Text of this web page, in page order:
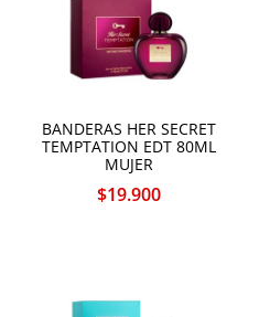
BANDERAS HER SECRET
TEMPTATION EDT 80ML
MUJER
$19.900